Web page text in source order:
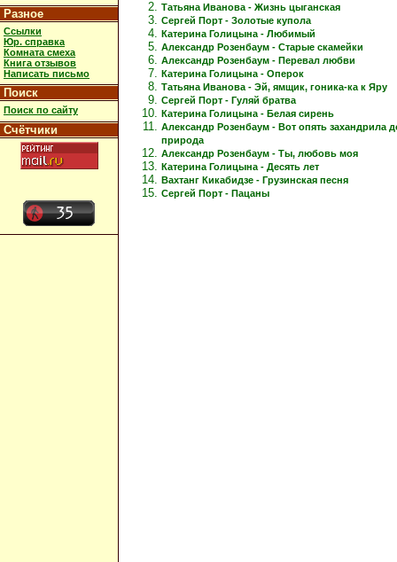
Разное
Ссылки
Юр. справка
Комната смеха
Книга отзывов
Написать письмо
Поиск
Поиск по сайту
Счётчики
Татьяна Иванова - Жизнь цыганская
Сергей Порт - Золотые купола
Катерина Голицына - Любимый
Александр Розенбаум - Старые скамейки
Александр Розенбаум - Перевал любви
Катерина Голицына - Оперок
Татьяна Иванова - Эй, ямщик, гоника-ка к Яру
Сергей Порт - Гуляй братва
Катерина Голицына - Белая сирень
Александр Розенбаум - Вот опять захандрила
природа
Александр Розенбаум - Ты, любовь моя
Катерина Голицына - Десять лет
Вахтанг Кикабидзе - Грузинская песня
Сергей Порт - Пацаны